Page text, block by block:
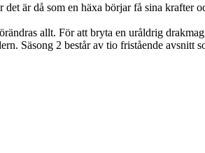
är då som en häxa börjar få sina
allt. För att bryta en uråldrig
Säsong 2 består av tio fristående avsnitt